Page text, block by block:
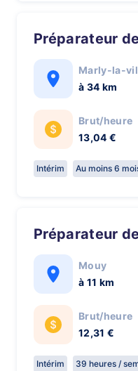
Préparateur
Marly-la-
à 34 km
Brut/heure
13,04 €
Intérim Au moins 6
Préparateur
Mouy
à 11 km
Brut/heure
12,31 €
Intérim
39 heures /